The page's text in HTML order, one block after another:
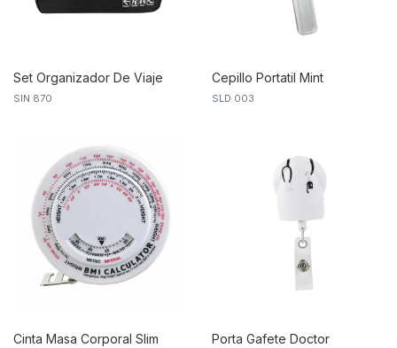
Set Organizador De Viaje
Cavtat
SIN 870
Cepillo Portatil Mint
SLD 003
Cinta Masa Corporal Slim Porta Gafete Doctor